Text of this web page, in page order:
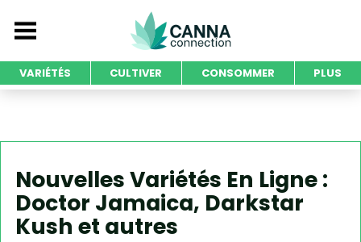
VARIÉTÉS CULTIVER CONSOMMER PLUS
Nouvelles Variétés En Ligne :
Doctor Jamaica, Darkstar
Kush et autres